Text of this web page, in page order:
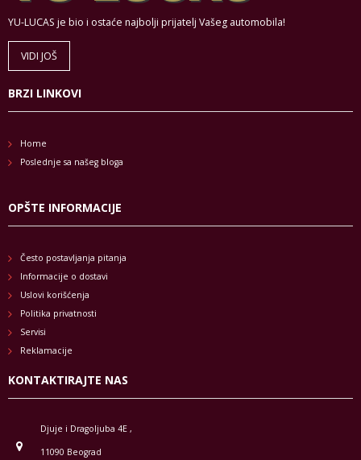
YU-LUCAS je bio i ostaće najbolji prijatelj Vašeg automobila!
VIDI JOŠ
BRZI LINKOVI
Home
Poslednje sa našeg bloga
OPŠTE INFORMACIJE
Često postavljanja pitanja
Informacije o dostavi
Uslovi korišćenja
Politika privatnosti
Servisi
Reklamacije
KONTAKTIRAJTE NAS
Djuje i Dragoljuba 4E ,
11090 Beograd